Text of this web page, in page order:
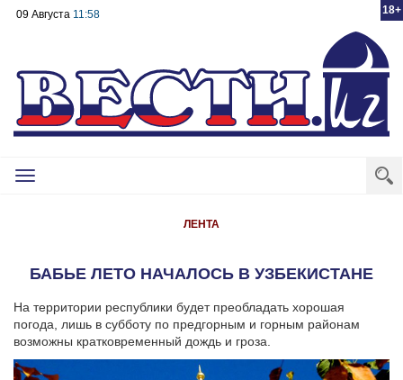
18+
09 Августа 11:58
Toggle
ЛЕНТА
БАБЬЕ ЛЕТО НАЧАЛОСЬ В УЗБЕКИСТАНЕ
На территории республики будет преобладать хорошая
погода, лишь в субботу по предгорным и горным районам
возможны кратковременный дождь и гроза.